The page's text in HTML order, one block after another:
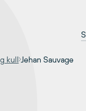
kull Jehan Sauvage